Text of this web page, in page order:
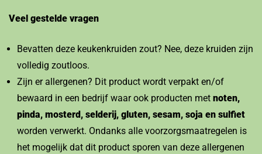
Veel gestelde vragen
Bevatten deze keukenkruiden zout? Nee, deze kruiden zijn
volledig zoutloos.
Zijn er allergenen? Dit product wordt verpakt en/of
bewaard in een bedrijf waar ook producten met noten,
pinda, mosterd, selderij, gluten, sesam, soja en sulfiet
worden verwerkt. Ondanks alle voorzorgsmaatregelen is
het mogelijk dat dit product sporen van deze allergenen